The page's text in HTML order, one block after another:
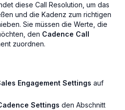
diese Call Resolution, um das
und die Kadenz zum richtigen
Sie müssen die Werte, die
den Cadence Call
zuordnen.
Engagement Settings auf
Settings den Abschnitt